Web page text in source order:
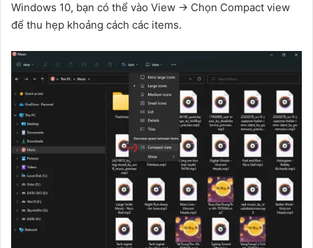
Windows 10, bạn có thể vào View -> Chọn Compact view
để thu hẹp khoảng cách các items.